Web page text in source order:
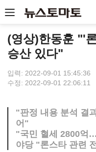
(영상)한동훈 "'
승산 있다"
입력: 2022-09-01 15:45:36
수정: 2022-09-01 22:06:11
"판정 내용 분석 결
어"
"국민 혈세 2800억
야당 "론스타 관련